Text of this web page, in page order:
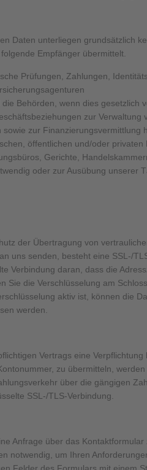
Daten unterliegen grundsätzlich
Empfänger übermittelt.
Prüfungen, Zahlungen,
Behörden, wenn dies gesetzlich
zur Verwaltung
zur Finanzierungsvermittlung
öffentlichen und/oder privaten
Gerichte,
oder zur Ausübung unserer
der Übertragung von
uns senden, besteht eine SSL-/
Verbindung daran, dass die
Sie die Verschlüsselung am
aktiv ist, können die
werden.
Vertrags eine Verpflichtung
zu übermitteln,
über die gängigen
SSL-/TLS-Verbindung.
Anfrage über das
notwendig, um Ihren